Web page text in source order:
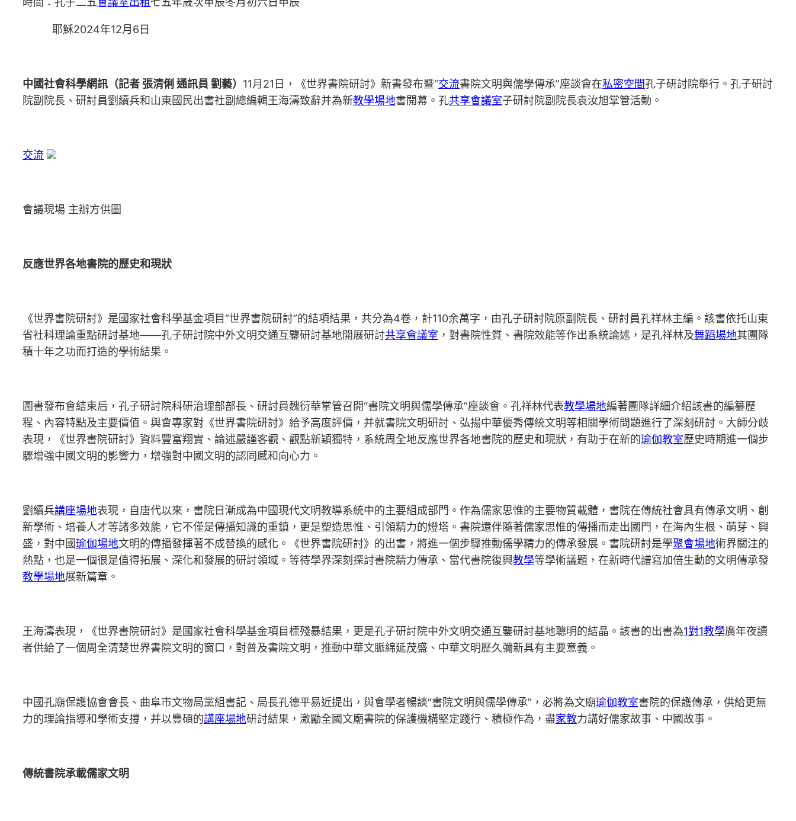
耶穌2024年12月6日
中國社會科學網訊（記者 張清俐 通訊員 劉藝） 11月21日，《世界書院研討》新書發布暨“交流書院文明與儒學傳承”座談會在私密空間孔子研討院舉行。孔子研討
院副院長、研討員劉續兵和山東國民出書社副總編輯王海濤致辭并為新教學場地書開幕。孔共享會議室子研討院副院長袁汝旭掌管活動。
交流
會議現場 主辦方供圖
反應世界各地書院的歷史和現狀
《世界書院研討》是國家社會科學基金項目“世界書院研討”的結項結果，共分為4卷，計110余萬字，由孔子研討院原副院長、研討員孔祥林主編。該書依托山東
省社科理論重點研討基地——孔子研討院中外文明交通互鑒研討基地開展研討共享會議室 ，對書院性質、書院效能等作出系統論述，是孔祥林及舞蹈場地其團隊
積十年之功而打造的學術結果。
圖書發布會結束后，孔子研討院科研治理部部長、研討員魏衍華掌管召開“書院文明與儒學傳承”座談會。孔祥林代表教學場地編著團隊詳細介紹該書的編纂歷
程、內容特點及主要價值。與會專家對《世界書院研討》給予高度評價，并就書院文明研討、弘揚中華優秀傳統文明等相關學術問題進行了深刻研討。大師分歧
表現，《世界書院研討》資料豐富翔實、論述嚴謹客觀、觀點新穎獨特，系統周全地反應世界各地書院的歷史和現狀，有助于在新的瑜伽教室歷史時期進一個步
驟增強中國文明的影響力，增強對中國文明的認同感和向心力。
劉續兵講座場地表現，自唐代以來，書院日漸成為中國現代文明教導系統中的主要組成部門。作為儒家思惟的主要物質載體，書院在傳統社會具有傳承文明、創
新學術、培養人才等諸多效能，它不僅是傳播知識的重鎮，更是塑造思惟、引領精力的燈塔。書院還伴隨著儒家思惟的傳播而走出國門，在海內生根、萌芽、興
盛，對中國瑜伽場地文明的傳播發揮著不成替換的感化。《世界書院研討》的出書，將進一個步驟推動儒學精力的傳承發展。書院研討是學聚會場地術界關注的
熱點，也是一個很是值得拓展、深化和發展的研討領域。等待學界深刻探討書院精力傳承、當代書院復興教學等學術議題，在新時代譜寫加倍生動的文明傳承發
教學場地展新篇章。
王海濤表現，《世界書院研討》是國家社會科學基金項目標殘暴結果，更是孔子研討院中外文明交通互鑒研討基地聰明的結晶。該書的出書為1對1教學廣年夜讀
者供給了一個周全清楚世界書院文明的窗口，對普及書院文明，推動中華文脈綿延茂盛、中華文明歷久彌新具有主要意義。
中國孔廟保護協會會長、曲阜市文物局黨組書記、局長孔德平易近提出，與會學者暢談“書院文明與儒學傳承”，必將為文廟瑜伽教室書院的保護傳承，供給更無
力的理論指導和學術支撐，并以豐碩的講座場地研討結果，激勵全國文廟書院的保護機構堅定踐行、積極作為，盡家教力講好儒家故事、中國故事。
傳統書院承載儒家文明